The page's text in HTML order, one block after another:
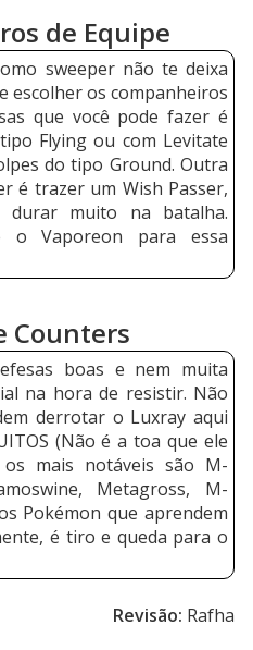
de Equipe
sweeper não te deixa
escolher os companheiros
que você pode fazer é
Flying ou com Levitate
do tipo Ground. Outra
é trazer um Wish Passer,
muito na batalha.
o Vaporeon para essa
Counters
boas e nem muita
na hora de resistir. Não
derrotar o Luxray aqui
(Não é a toa que ele
mais notáveis são M-
Metagross, M-
Pokémon que aprendem
é tiro e queda para o
Revisão: Rafha